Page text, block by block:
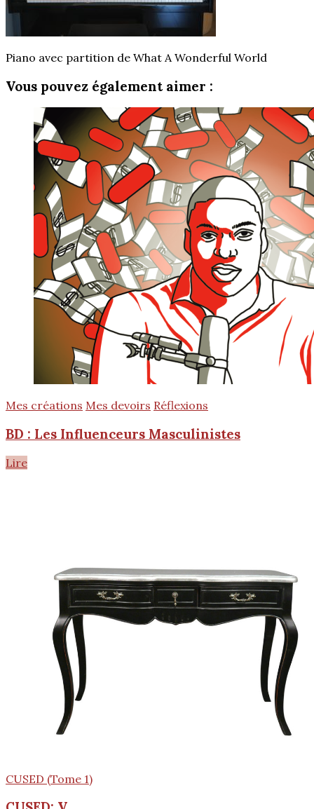
Piano avec partition de What A Wonderful World
Vous pouvez également aimer :
Mes créations Mes devoirs Réflexions
BD : Les Influenceurs Masculinistes
Lire
CUSED (Tome 1)